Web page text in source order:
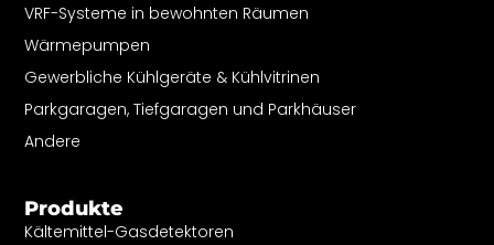
VRF-Systeme in bewohnten Räumen
Wärmepumpen
Gewerbliche Kühlgeräte & Kühlvitrinen
Parkgaragen, Tiefgaragen und Parkhäuser
Andere
Produkte
Kältemittel-Gasdetektoren